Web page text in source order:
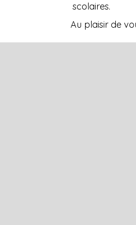
scolaires.
Au plaisir de